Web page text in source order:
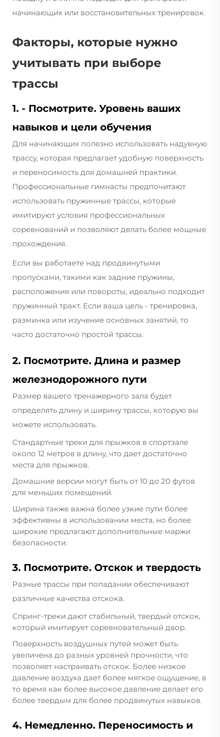
начинающих или восстановительных тренировок.
Факторы, которые нужно
учитывать при выборе
трассы
1. - Посмотрите. Уровень ваших
навыков и цели обучения
Для начинающих полезно использовать надувную
трассу, которая предлагает удобную поверхность
и переносимость для домашней практики.
Профессиональные гимнасты предпочитают
использовать пружинные трассы, которые
имитируют условия профессиональных
соревнований и позволяют делать более мощные
прохождения.
Если вы работаете над продвинутыми
пропусками, такими как задние пружины,
расположения или повороты, идеально подходит
пружинный тракт. Если ваша цель - тренировка,
разминка или изучение основных занятий, то
часто достаточно простой трассы.
2. Посмотрите. Длина и размер
железнодорожного пути
Размер вашего тренажерного зала будет
определять длину и ширину трассы, которую вы
можете использовать.
Стандартные треки для прыжков в спортзале
около 12 метров в длину, что дает достаточно
места для прыжков.
Домашние версии могут быть от 10 до 20 футов
для меньших помещений.
Ширина также важна более узкие пути более
эффективны в использовании места, но более
широкие предлагают дополнительные маржи
безопасности.
3. Посмотрите. Отскок и твердость
Разные трассы при попадании обеспечивают
различные качества отскока.
Спринг-треки дают стабильный, твердый отскок,
который имитирует соревновательный двор.
Поверхность воздушных путей может быть
увеличена до разных уровней прочности, что
позволяет настраивать отскок. Более низкое
давление воздуха дает более мягкое ощущение, в
то время как более высокое давление делает его
более твердым для более продвинутых навыков.
4. Немедленно. Переносимость и